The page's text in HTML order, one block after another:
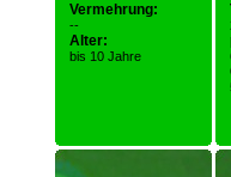
Vermehrung:
--
Alter:
bis 10 Jahre